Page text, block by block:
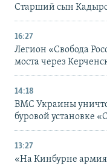
Старший сын
16:27
Легион «Свобода
моста через
14:18
ВМС Украины
буровой установке
13:27
«На Кинбурне армия